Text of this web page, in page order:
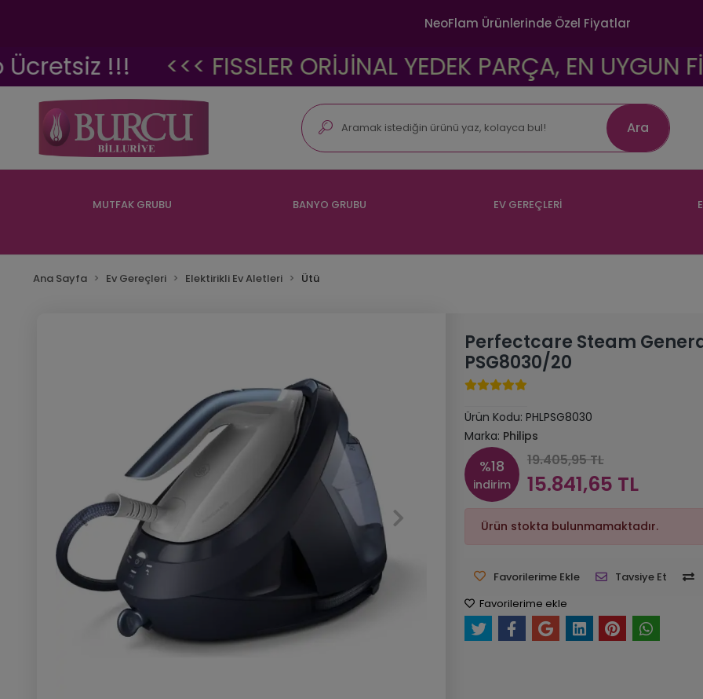
NeoFlam Ürünlerinde Özel Fiyatlar
!!! <<< FISSLER ORİJİNAL YEDEK PARÇA, EN UYGUN
Ara
MUTFAK GRUBU BANYO GRUBU EV GEREÇLERİ
Ana Sayfa Ev Gereçleri Elektirikli Ev Aletleri Ütü
Perfectcare Steam
PSG8030/20
Ürün Kodu: PHLPSG8030
Marka: Philips
%18
indirim
19.405,95 TL
15.841,65 TL
Ürün stokta bulunmamaktadır.
Favorilerime Ekle Tavsiye Et
Favorilerime ekle